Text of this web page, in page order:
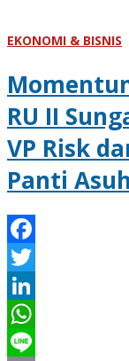
EKONOMI & BISNIS
RU II
VP Risk
Panti
Facebook
Twitter
LinkedIn
WhatsApp